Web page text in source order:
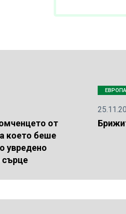
от
което беше
увредено
сърце
ЕВРОПА